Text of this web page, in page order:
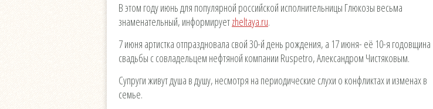
В этом году июнь для популярной российской исполнительницы Глюкозы весьма
знаменательный, информируетzheltaya.ru.
7 июня артистка отпраздновала свой 30-й день рождения, а 17 июня- её 10-я годовщина
свадьбы с совладельцем нефтяной компании Ruspetro, Александром Чистяковым.
Супруги живут душа в душу, несмотря на периодические слухи о конфликтах и изменах в
семье.